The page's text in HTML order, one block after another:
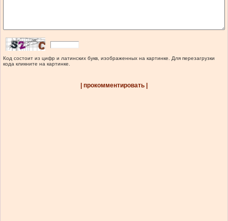
Код состоит из цифр и латинских букв, изображенных на картинке. Для перезагрузки
кода кликните на картинке.
| прокомментировать |